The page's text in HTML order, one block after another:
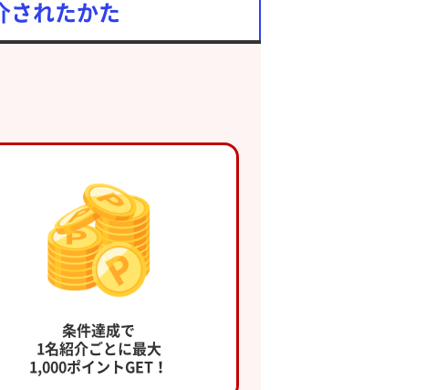
されたかた
条件達成で
1名紹介ごとに最大
1,000ポイントGET！